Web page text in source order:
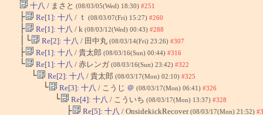
十八 / まさと (08/03/05(Wed) 18:30) #251
├ Re[1]: 十八 / ｔ (08/03/07(Fri) 15:27) #260
├ Re[1]: 十八 / k (08/03/12(Wed) 00:43) #288
│└ Re[2]: 十八 / 田中丸 (08/03/14(Fri) 23:26) #307
├ Re[1]: 十八 / 貴太郎 (08/03/16(Sun) 00:44) #316
└ Re[1]: 十八 / 赤レンガ (08/03/16(Sun) 23:42) #322
└ Re[2]: 十八 / 貴太郎 (08/03/17(Mon) 02:10) #325
└ Re[3]: 十八 / こうじ ＠ (08/03/17(Mon) 06:41) #326
└ Re[4]: 十八 / こういち (08/03/17(Mon) 13:37) #328
├ Re[5]: 十八 / OnsidekickRecover(08/03/17(Mon) 21:52)